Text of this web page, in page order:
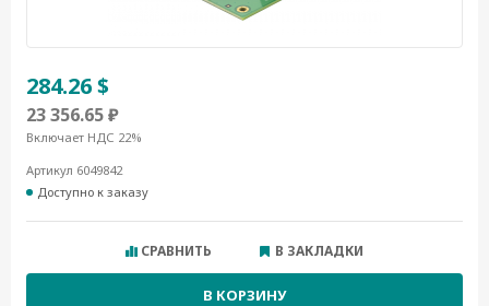
284.26 $
23 356.65 ₽
Включает НДС 22%
Артикул 6049842
Доступно к заказу
СРАВНИТЬ В ЗАКЛАДКИ
В КОРЗИНУ